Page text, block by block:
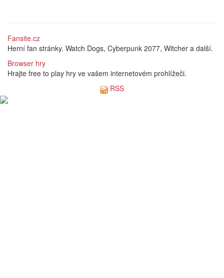
Fansite.cz
Herní fan stránky. Watch Dogs, Cyberpunk 2077, Witcher a další.
Browser hry
Hrajte free to play hry ve vašem internetovém prohlížeči.
RSS